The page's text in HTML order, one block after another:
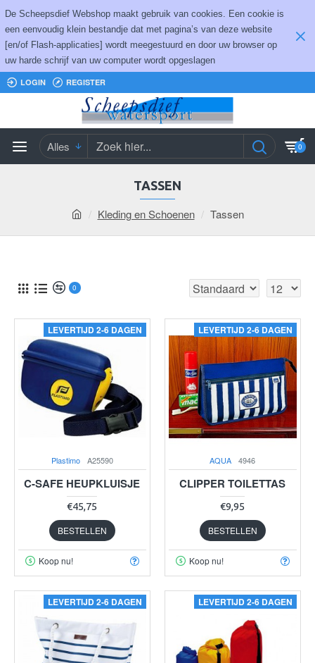
De Scheepsdief Webshop maakt gebruik van cookies. Een cookie is
een eenvoudig klein bestandje dat met pagina’s van deze website
[en/of Flash-applicaties] wordt meegestuurd en door uw browser op
uw harde schrijf van uw computer wordt opgeslagen
LOGIN REGISTER
Alles 0
Kleding en Schoenen Tassen
TASSEN
0
LEVERTIJD 2-6 DAGEN
Plastimo A25590
C-SAFE HEUPKLUISJE
€45,75
BESTELLEN
Koop nu!
LEVERTIJD 2-6 DAGEN
AQUA 4946
CLIPPER TOILETTAS
€9,95
BESTELLEN
Koop nu!
LEVERTIJD 2-6 DAGEN LEVERTIJD 2-6 DAGEN